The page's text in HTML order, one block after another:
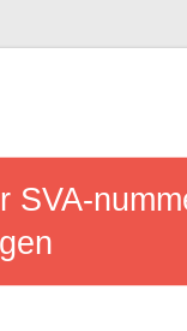
SVA-